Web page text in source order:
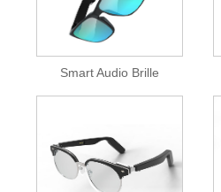
Smart Audio Brille